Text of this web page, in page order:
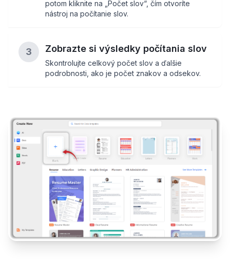
potom kliknite na „Počet slov“, čím otvoríte
nástroj na počítanie slov.
3 Zobrazte si výsledky počítania slov
Skontrolujte celkový počet slov a ďalšie
podrobnosti, ako je počet znakov a odsekov.